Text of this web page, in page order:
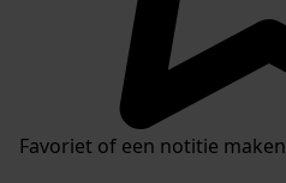
Favoriet of een notitie maken